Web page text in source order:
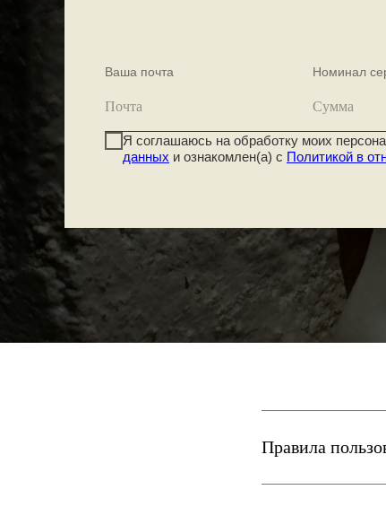
Ваша почта
Почта
Номинал
Сумма
Я соглашаюсь на обработку моих
данных и ознакомлен(а) с Политикой в
Правила